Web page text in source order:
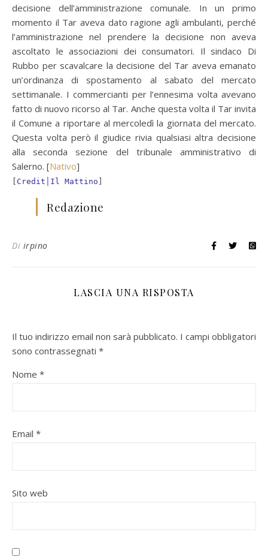
decisione dell’amministrazione comunale. In un primo
momento il Tar aveva dato ragione agli ambulanti, perché
l’amministrazione nel prendere la decisione non aveva
ascoltato le associazioni dei consumatori. Il sindaco Di
Rubbo per scavalcare la decisione del Tar aveva emanato
un’ordinanza di spostamento al sabato del mercato
settimanale. I commercianti per l’ennesima volta avevano
fatto di nuovo ricorso al Tar. Anche questa volta il Tar invita
il Comune a riportare al mercoledì la giornata del mercato.
Questa volta però il giudice rivia qualsiasi altra decisione
alla seconda sezione del tribunale amministrativo di
Salerno. [Nativo]
Credit│Il Mattino
Redazione
Di irpino
LASCIA UNA RISPOSTA
Il tuo indirizzo email non sarà pubblicato. I campi obbligatori
sono contrassegnati *
Nome *
Email *
Sito web